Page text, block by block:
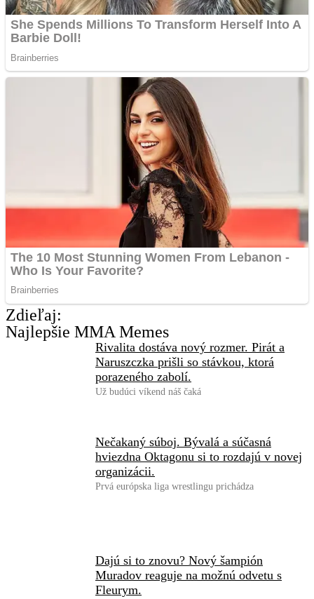
Zdieľaj:
Najlepšie MMA Memes
Rivalita dostáva nový rozmer. Pirát a
Naruszczka prišli so stávkou, ktorá
porazeného zabolí.
Už budúci víkend náš čaká
Nečakaný súboj. Bývalá a súčasná
hviezdna Oktagonu si to rozdajú v novej
organizácii.
Prvá európska liga wrestlingu prichádza
Dajú si to znovu? Nový šampión
Muradov reaguje na možnú odvetu s
Fleurym.